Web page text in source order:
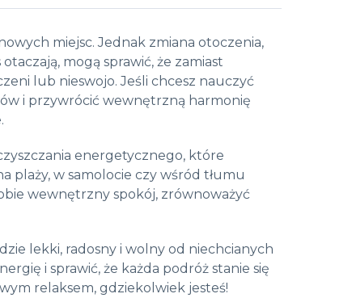
miejsc. Jednak zmiana otoczenia,
mogą sprawić, że zamiast
lub nieswojo. Jeśli chcesz nauczyć
i przywrócić wewnętrzną harmonię
energetycznego, które
plaży, w samolocie czy wśród tłumu
wewnętrzny spokój, zrównoważyć
lekki, radosny i wolny od niechcianych
i sprawić, że każda podróż stanie się
relaksem, gdziekolwiek jesteś!